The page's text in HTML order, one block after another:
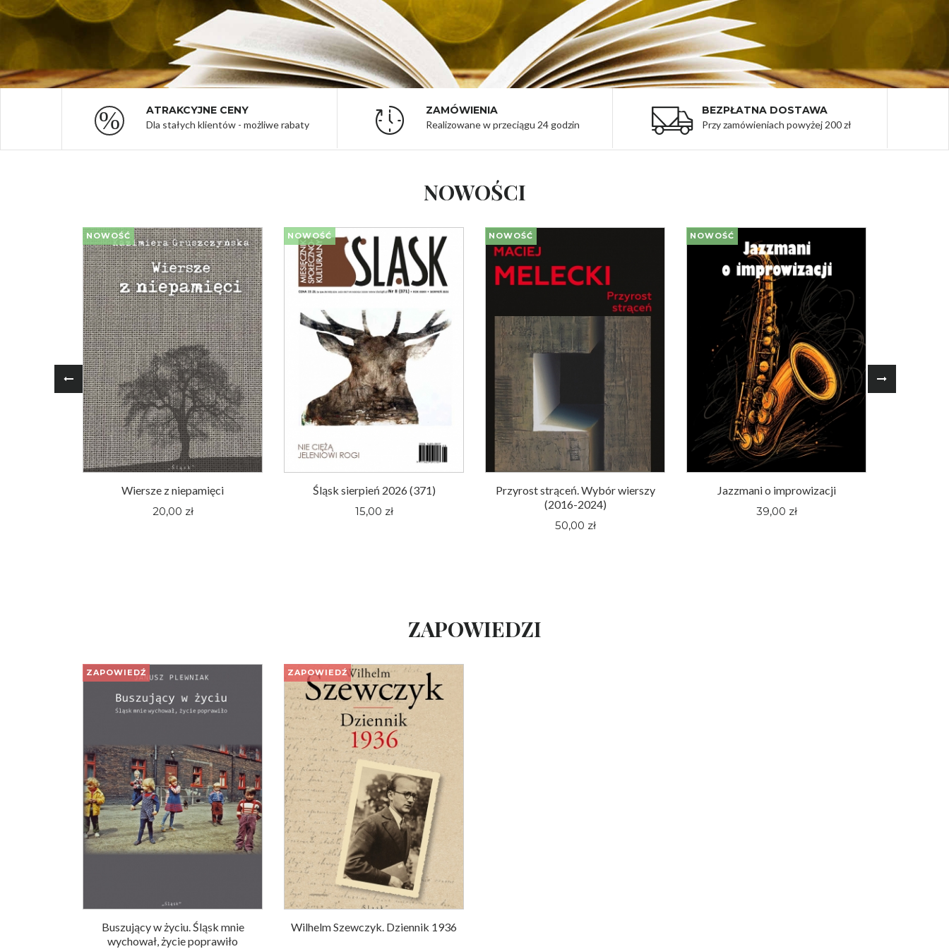
ATRAKCYJNE CENY
Dla stałych klientów - możliwe rabaty
ZAMÓWIENIA
Realizowane w przeciągu 24 godzin
BEZPŁATNA DOSTAWA
Przy zamówieniach powyżej 200 zł
NOWOŚCI
NOWOŚĆ
Wiersze z niepamięci
20,00 zł
NOWOŚĆ
Śląsk sierpień 2026 (371)
15,00 zł
NOWOŚĆ
Przyrost strąceń. Wybór wierszy
(2016-2024)
50,00 zł
NOWOŚĆ
Jazzmani o improwizacji
39,00 zł
ZAPOWIEDZI
ZAPOWIEDŹ
Buszujący w życiu. Śląsk mnie
wychował, życie poprawiło
ZAPOWIEDŹ
Wilhelm Szewczyk. Dziennik 1936